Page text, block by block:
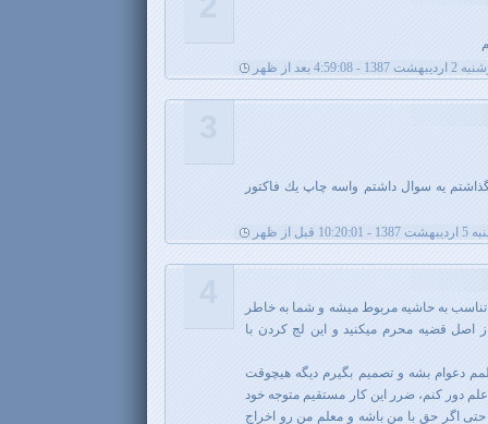
1387 - 4:59:08 بعد از ظهر
يه سوال داشتم واسه چاپ يك فاكتور
قبل از ظهر
تناسب به حاشیه مربوط میشه و شما به خاطر
اصل قضیه محرم میکنید و این لج کردن با
دعوام بشه و تصمیم بگیرم دیگه هیچوقت
دور کنم، ضرر این کار مستقیم متوجه خود
اگر حق با من باشه و معلم من رو اخراج